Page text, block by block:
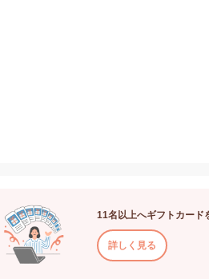
11名以上へギフトカード
詳しく見る